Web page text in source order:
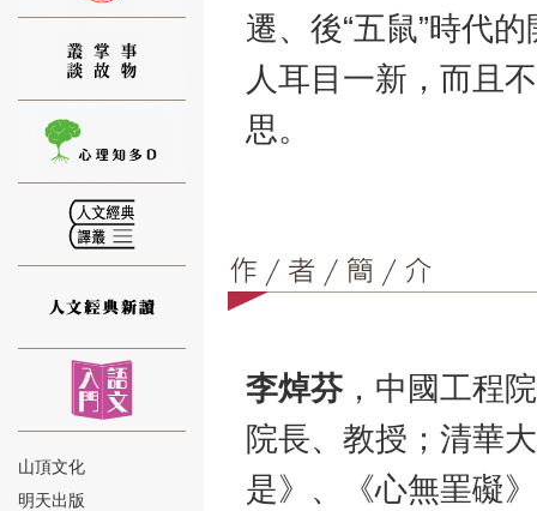
⑫
山頂文化
明天出版
遷、後“五鼠”時代
人耳目一新，而且
思。
李焯芬，中國工程
院長、教授；清華
是》、《心無罣礙